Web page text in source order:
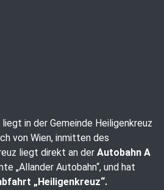
in der Gemeinde Heiligenkreuz
von Wien, inmitten des
liegt direkt an der Autobahn A
„Allander Autobahn“, und hat
„Heiligenkreuz“.